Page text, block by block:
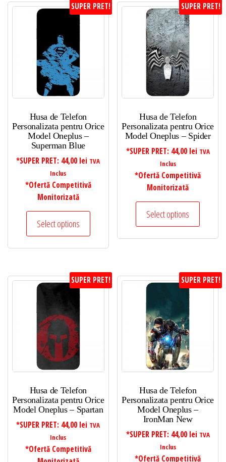
SUPER PRET!
Husa de Telefon
Personalizata pentru Orice
Model Oneplus –
Superman Blue
*SUPER PRET: 44,00 lei TVA
Inclus
*Ofertă Competitivă
Monitorizată
Select options
SUPER PRET!
Husa de Telefon
Personalizata pentru Orice
Model Oneplus – Spider
*SUPER PRET: 44,00 lei TVA
Inclus
*Ofertă Competitivă
Monitorizată
Select options
SUPER PRET!
Husa de Telefon
Personalizata pentru Orice
Model Oneplus – Spartan
*SUPER PRET: 44,00 lei TVA
Inclus
*Ofertă Competitivă
SUPER PRET!
Husa de Telefon
Personalizata pentru Orice
Model Oneplus –
IronMan New
*SUPER PRET: 44,00 lei TVA
Inclus
*Ofertă Competitivă